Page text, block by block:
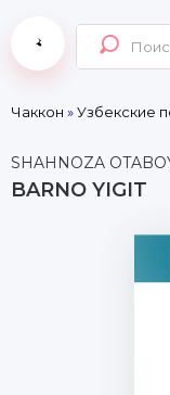
Чаккон »Узбекские
SHAHNOZA
BARNO YIGIT